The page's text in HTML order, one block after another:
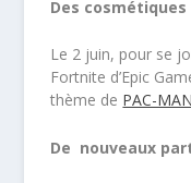
Des cosmétiques
Le 2 juin, pour se
Fortnite d’Epic
thème de PAC-MAN
De nouveaux